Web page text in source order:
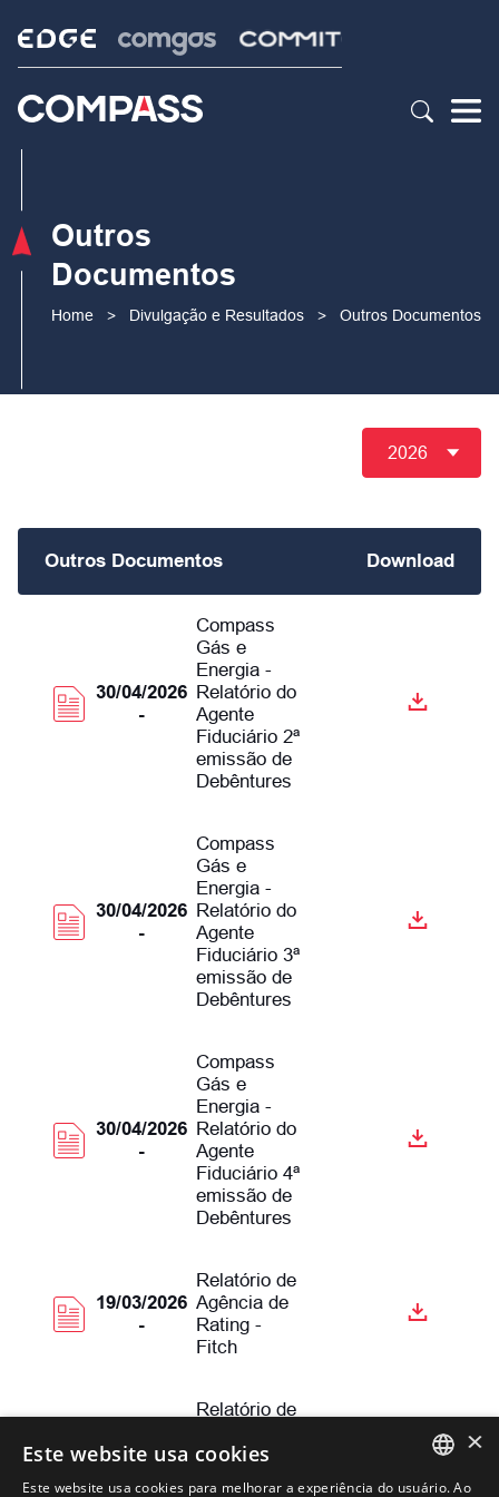
Outros
Documentos
Home > Divulgação e Resultados > Outros Documentos
Outros Documentos Download
30/04/2026
-
Compass
Gás e
Energia -
Relatório do
Agente
Fiduciário 2ª
emissão de
Debêntures
30/04/2026
-
Compass
Gás e
Energia -
Relatório do
Agente
Fiduciário 3ª
emissão de
Debêntures
30/04/2026
-
Compass
Gás e
Energia -
Relatório do
Agente
Fiduciário 4ª
emissão de
Debêntures
19/03/2026
-
Relatório de
Agência de
Rating -
Fitch
-
Relatório de
Rating -
×
Este website usa cookies
Este website usa cookies para melhorar a experiência do usuário. Ao